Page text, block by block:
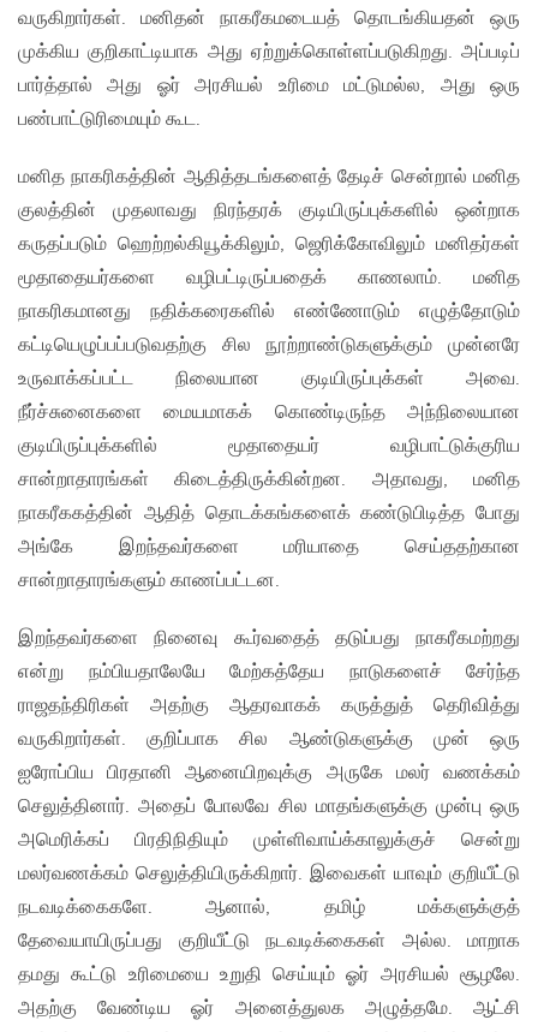
வருகிறார்கள். மனிதன் நாகரீகமடையத் தொடங்கியதன் ஒரு
முக்கிய குறிகாட்டியாக அது ஏற்றுக்கொள்ளப்படுகிறது. அப்படிப்
பார்த்தால் அது ஓர் அரசியல் உரிமை மட்டுமல்ல, அது ஒரு
பண்பாட்டுரிமையும் கூட.
மனித நாகரிகத்தின் ஆதித்தடங்களைத் தேடிச் சென்றால் மனித
குலத்தின் முதலாவது நிரந்தரக் குடியிருப்புக்களில் ஒன்றாக
கருதப்படும் ஹெற்றல்கியூக்கிலும், ஜெரிக்கோவிலும் மனிதர்கள்
மூதாதையர்களை வழிபட்டிருப்பதைக் காணலாம். மனித
நாகரிகமானது நதிக்கரைகளில் எண்ணோடும் எழுத்தோடும்
கட்டியெழுப்பப்படுவதற்கு சில நூற்றாண்டுகளுக்கும் முன்னரே
உருவாக்கப்பட்ட நிலையான குடியிருப்புக்கள் அவை.
நீர்ச்சுனைகளை மையமாகக் கொண்டிருந்த அந்நிலையான
குடியிருப்புக்களில் மூதாதையர் வழிபாட்டுக்குரிய
சான்றாதாரங்கள் கிடைத்திருக்கின்றன. அதாவது, மனித
நாகரீககத்தின் ஆதித் தொடக்கங்களைக் கண்டுபிடித்த போது
அங்கே இறந்தவர்களை மரியாதை செய்ததற்கான
சான்றாதாரங்களும் காணப்பட்டன.
இறந்தவர்களை நினைவு கூர்வதைத் தடுப்பது நாகரீகமற்றது
என்று நம்பியதாலேயே மேற்கத்தேய நாடுகளைச் சேர்ந்த
ராஜதந்திரிகள் அதற்கு ஆதரவாகக் கருத்துத் தெரிவித்து
வருகிறார்கள். குறிப்பாக சில ஆண்டுகளுக்கு முன் ஒரு
ஐரோப்பிய பிரதானி ஆனையிறவுக்கு அருகே மலர் வணக்கம்
செலுத்தினார். அதைப் போலவே சில மாதங்களுக்கு முன்பு ஒரு
அமெரிக்கப் பிரதிநிதியும் முள்ளிவாய்க்காலுக்குச் சென்று
மலர்வணக்கம் செலுத்தியிருக்கிறார். இவைகள் யாவும் குறியீட்டு
நடவடிக்கைகளே. ஆனால், தமிழ் மக்களுக்குத்
தேவையாயிருப்பது குறியீட்டு நடவடிக்கைகள் அல்ல. மாறாக
தமது கூட்டு உரிமையை உறுதி செய்யும் ஓர் அரசியல் சூழலே.
அதற்கு வேண்டிய ஓர் அனைத்துலக அழுத்தமே. ஆட்சி